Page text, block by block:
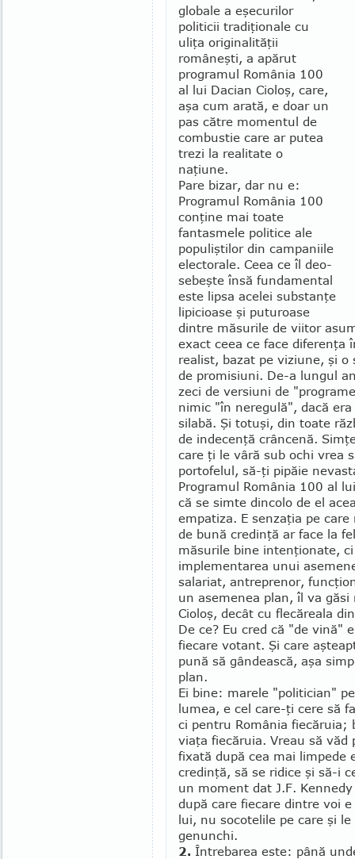
globale a eşecurilor
politicii tra­diţionale cu
uliţa originalităţii
româneşti, a apă­rut
programul România 100
al lui Dacian Cioloş, care,
aşa cum arată, e doar un
pas către momentul de
combustie care ar putea
trezi la realitate o
naţiune.
Pare bizar, dar nu e:
Programul România 100
con­ţine mai toate
fantasmele politice ale
populiş­tilor din campaniile
electorale. Ceea ce îl deo­
se­beş­te însă fundamental
este lipsa acelei substanţe
li­pi­cioase şi puturoase
dintre măsurile de viitor
exact ceea ce face diferenţa
realist, bazat pe viziune, şi o
de pro­misiuni. De-a lungul
zeci de versiuni de
nimic "în nere­gulă", dacă era
silabă. Şi totuşi, din toa­te
de in­de­cenţă crâncenă.
care ţi le vâră sub ochi vrea
porto­fe­lul, să-ţi pipăie
Pro­gra­mul Româ­nia 100 al
că se simte dincolo de el
empatiza. E senzaţia pe
de bună credinţă ar face la
măsurile bine intenţionate,
implementarea unui
salariat, antreprenor,
un asemenea plan, îl va
Cioloş, decât cu flecăreala
De ce? Eu cred că "de vină"
fiecare votant. Şi care
pună să gândească, aşa
plan.
Ei bine: marele "politician"
lumea, e cel care-ţi cere să
ci pentru Ro­mânia
viaţa fiecăruia. Vreau să
fixată după cea mai limpede
credinţă, să se ridice şi să-i
un mo­ment dat J.F.
după care fiecare dintre voi
lui, nu socotelile pe care şi
genunchi.
2. Întrebarea este: până